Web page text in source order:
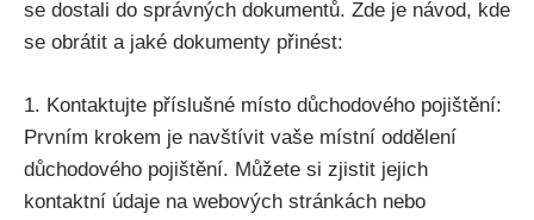
se dostali do správných dokumentů. Zde je návod, kde
se obrátit a jaké dokumenty přinést:
1. Kontaktujte příslušné místo důchodového pojištění:
Prvním krokem je navštívit vaše místní oddělení
důchodového pojištění. Můžete si zjistit jejich
kontaktní údaje na webových stránkách nebo